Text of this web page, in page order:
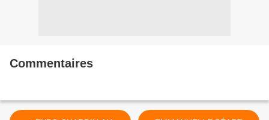
Commentaires